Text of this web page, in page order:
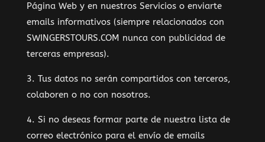
Página Web y en nuestros Servicios o enviarte
emails informativos (siempre relacionados con
SWINGERSTOURS.COM nunca con publicidad de
terceras empresas).
3. Tus datos no serán compartidos con terceros,
colaboren o no con nosotros.
4. Si no deseas formar parte de nuestra lista de
correo electrónico para el envío de emails